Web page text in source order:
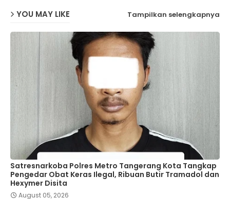
YOU MAY LIKE Tampilkan selengkapnya
Satresnarkoba Polres Metro Tangerang Kota Tangkap
Pengedar Obat Keras Ilegal, Ribuan Butir Tramadol dan
Hexymer Disita
August 05, 2026